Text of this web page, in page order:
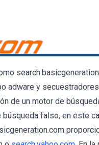
adware y
de un motor de
falso, en este